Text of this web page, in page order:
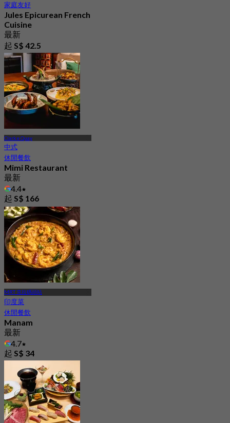
家庭友好
Jules Epicurean French
Cuisine
最新
起 S$ 42.5
Clarke Quay
中式
休閒餐飲
Mimi Restaurant
最新
4.4
起 S$ 166
MRT 克拉碼頭站
印度菜
休閒餐飲
Manam
最新
4.7
起 S$ 34